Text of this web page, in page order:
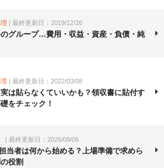
| 最終更新日：2019/12/26
グループ…費用・収益・資産・負債・純
| 最終更新日：2022/03/08
は貼らなくていいかも？領収書に貼付す
をチェック！
| 最終更新日：2026/08/06
当者は何から始める？上場準備で求めら
役割